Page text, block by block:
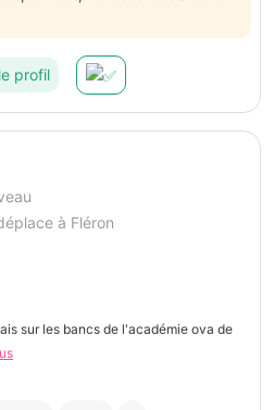
profil
à Fléron
sur les bancs de l'académie ova de